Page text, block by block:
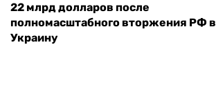
22 млрд долларов после
полномасштабного вторжения РФ в
Украину